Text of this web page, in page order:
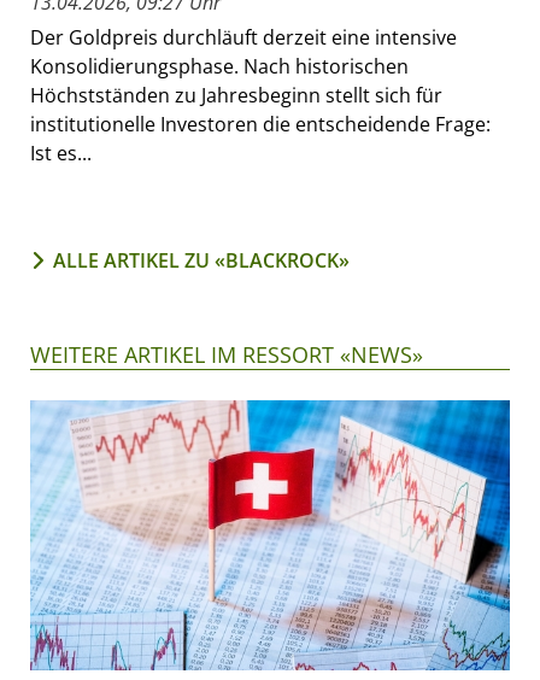
Der Goldpreis durchläuft derzeit eine intensive
Konsolidierungsphase. Nach historischen
Höchstständen zu Jahresbeginn stellt sich für
institutionelle Investoren die entscheidende Frage:
Ist es...
ALLE ARTIKEL ZU «BLACKROCK»
WEITERE ARTIKEL IM RESSORT «NEWS»